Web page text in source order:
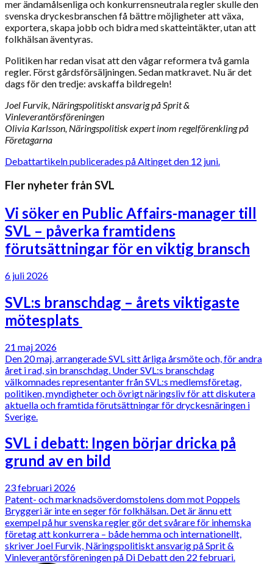
mer ändamålsenliga och konkurrensneutrala regler skulle den
svenska dryckesbranschen få bättre möjligheter att växa,
exportera, skapa jobb och bidra med skatteintäkter, utan att
folkhälsan äventyras.
Politiken har redan visat att den vågar reformera två gamla
regler. Först gårdsförsäljningen. Sedan matkravet. Nu är det
dags för den tredje: avskaffa bildregeln!
Joel Furvik, Näringspolitiskt ansvarig på Sprit &
Vinleverantörsföreningen
Olivia Karlsson, Näringspolitisk expert inom regelförenkling på
Företagarna
Debattartikeln publicerades på Altinget den 12 juni.
Fler nyheter från SVL
Vi söker en Public Affairs-manager till
SVL – påverka framtidens
förutsättningar för en viktig bransch
6 juli 2026
SVL:s branschdag – årets viktigaste
mötesplats
21 maj 2026
Den 20 maj, arrangerade SVL sitt årliga årsmöte och, för andra
året i rad, sin branschdag. Under SVL:s branschdag
välkomnades representanter från SVL:s medlemsföretag,
politiken, myndigheter och övrigt näringsliv för att diskutera
aktuella och framtida förutsättningar för dryckesnäringen i
Sverige.
SVL i debatt: Ingen börjar dricka på
grund av en bild
23 februari 2026
Patent- och marknadsöverdomstolens dom mot Poppels
Bryggeri är inte en seger för folkhälsan. Det är ännu ett
exempel på hur svenska regler gör det svårare för inhemska
företag att konkurrera – både hemma och internationellt,
skriver Joel Furvik, Näringspolitiskt ansvarig på Sprit &
Vinleverantörsföreningen på Di Debatt den 22 februari.